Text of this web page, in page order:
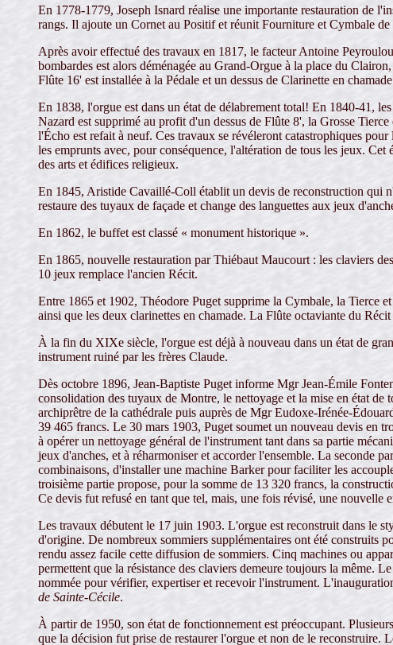
En 1778-1779, Joseph Isnard réalise une importante restauration de
rangs. Il ajoute un Cornet au Positif et réunit Fourniture et Cymbale
Après avoir effectué des travaux en 1817, le facteur Antoine
bombardes est alors déménagée au Grand-Orgue à la place du
Flûte 16' est installée à la Pédale et un dessus de Clarinette en
En 1838, l'orgue est dans un état de délabrement total! En 1840-41,
Nazard est supprimé au profit d'un dessus de Flûte 8', la Grosse
l'Écho est refait à neuf. Ces travaux se révéleront catastrophiques
les emprunts avec, pour conséquence, l'altération de tous les jeux.
des arts et édifices religieux.
En 1845, Aristide Cavaillé-Coll établit un devis de reconstruction qui
restaure des tuyaux de façade et change des languettes aux jeux
En 1862, le buffet est classé « monument historique ».
En 1865, nouvelle restauration par Thiébaut Maucourt : les claviers
10 jeux remplace l'ancien Récit.
Entre 1865 et 1902, Théodore Puget supprime la Cymbale, la Tierce
ainsi que les deux clarinettes en chamade. La Flûte octaviante du
À la fin du XIXe siècle, l'orgue est déjà à nouveau dans un état de
instrument ruiné par les frères Claude.
Dès octobre 1896, Jean-Baptiste Puget informe Mgr Jean-Émile
consolidation des tuyaux de Montre, le nettoyage et la mise en état
archiprêtre de la cathédrale puis auprès de Mgr Eudoxe-Irénée-
39 465 francs. Le 30 mars 1903, Puget soumet un nouveau devis en
à opérer un nettoyage général de l'instrument tant dans sa partie
jeux d'anches, et à réharmoniser et accorder l'ensemble. La seconde
combinaisons, d'installer une machine Barker pour faciliter les
troisième partie propose, pour la somme de 13 320 francs, la
Ce devis fut refusé en tant que tel, mais, une fois révisé, une
Les travaux débutent le 17 juin 1903. L'orgue est reconstruit dans le
d'origine. De nombreux sommiers supplémentaires ont été construits
rendu assez facile cette diffusion de sommiers. Cinq machines ou
permettent que la résistance des claviers demeure toujours la même.
nommée pour vérifier, expertiser et recevoir l'instrument.
de Sainte-Cécile.
À partir de 1950, son état de fonctionnement est préoccupant.
que la décision fut prise de restaurer l'orgue et non de le